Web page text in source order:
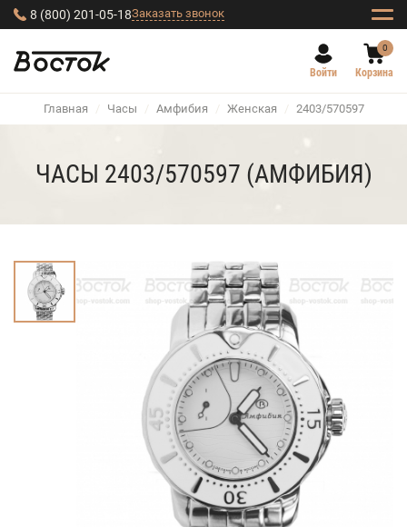
8 (800) 201-05-18Заказать звонок
Войти
0
Корзина
Главная / Часы / Амфибия / Женская / 2403/570597
ЧАСЫ 2403/570597 (АМФИБИЯ)